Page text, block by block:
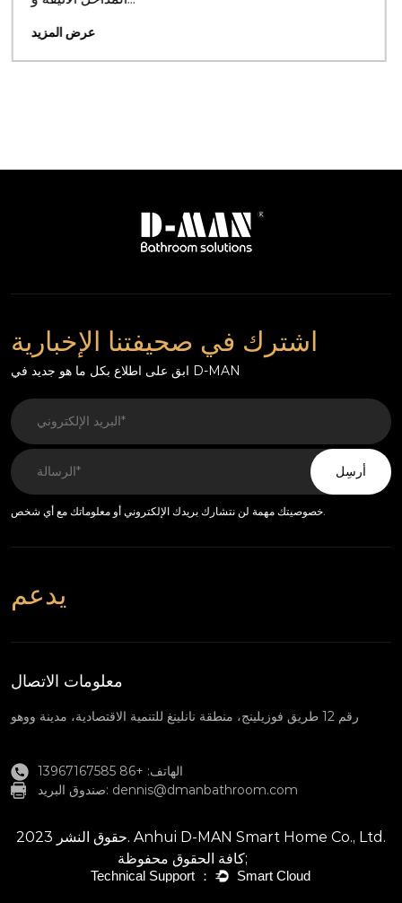
اشترك في صحيفتنا الإخبارية
ابق على اطلاع بكل ما هو جديد في D-MAN
أرسِل
خصوصيتك مهمة لن نتشارك بريدك الإلكتروني أو معلوماتك مع أي شخص.
يدعم
معلومات الاتصال
رقم 12 طريق فوزيلينج، منطقة نانلينغ للتنمية الاقتصادية، مدينة ووهو
الهاتف: +86 13967167585
صندوق البريد: dennis@dmanbathroom.com
حقوق النشر 2023. Anhui D-MAN Smart Home Co., Ltd.
كافة الحقوق محفوظة;